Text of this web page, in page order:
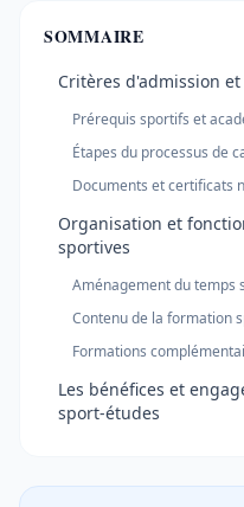
SOMMAIRE
Critères d'admission
Prérequis sportifs et
Étapes du processus de
Documents et certificats
Organisation et
sportives
Aménagement du temps
Contenu de la formation
Formations
Les bénéfices et
sport-études